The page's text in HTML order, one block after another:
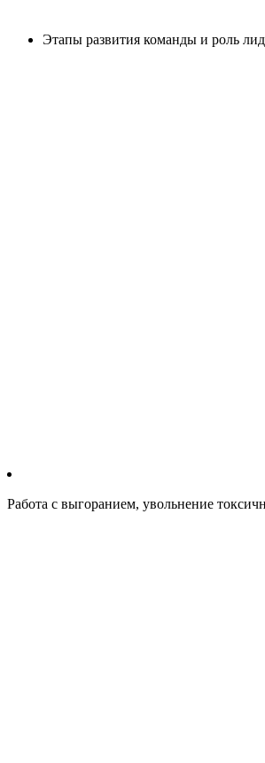
Этапы развития команды и роль
Работа с выгоранием, увольнение